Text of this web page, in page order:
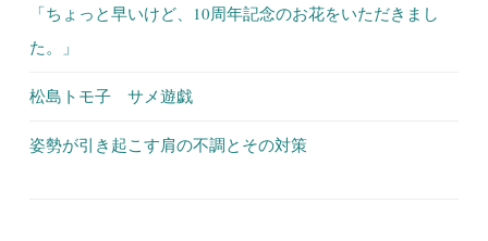
「ちょっと早いけど、10周年記念のお花をいただきまし
た。」
松島トモ子 サメ遊戯
姿勢が引き起こす肩の不調とその対策